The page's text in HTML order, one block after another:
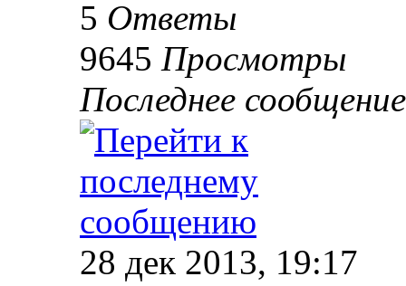
5 Ответы
9645 Просмотры
Последнее
28 дек 2013, 19:17